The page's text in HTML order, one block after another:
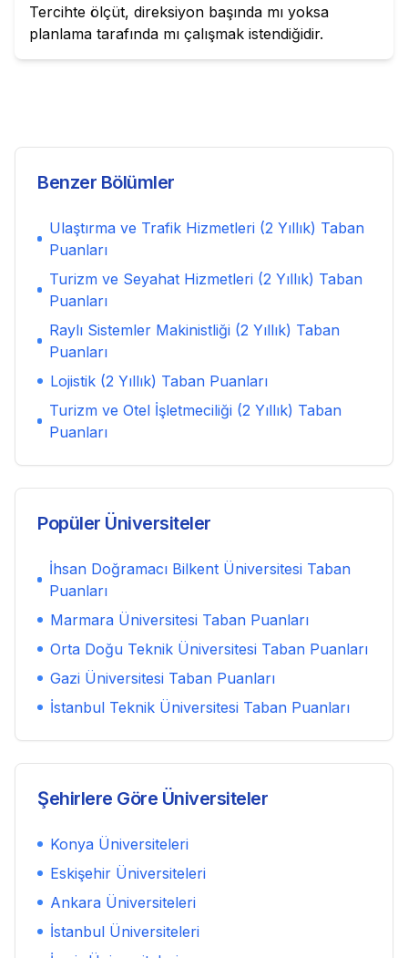
Tercihte ölçüt, direksiyon başında mı yoksa
planlama tarafında mı çalışmak istendiğidir.
Benzer Bölümler
Ulaştırma ve Trafik Hizmetleri (2 Yıllık) Taban
Puanları
Turizm ve Seyahat Hizmetleri (2 Yıllık) Taban
Puanları
Raylı Sistemler Makinistliği (2 Yıllık) Taban
Puanları
Lojistik (2 Yıllık) Taban Puanları
Turizm ve Otel İşletmeciliği (2 Yıllık) Taban
Puanları
Popüler Üniversiteler
İhsan Doğramacı Bilkent Üniversitesi Taban
Puanları
Marmara Üniversitesi Taban Puanları
Orta Doğu Teknik Üniversitesi Taban Puanları
Gazi Üniversitesi Taban Puanları
İstanbul Teknik Üniversitesi Taban Puanları
Şehirlere Göre Üniversiteler
Konya Üniversiteleri
Eskişehir Üniversiteleri
Ankara Üniversiteleri
İstanbul Üniversiteleri